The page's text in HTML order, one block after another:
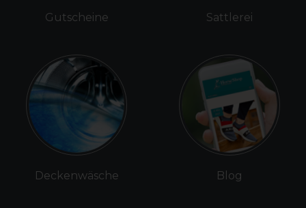
Gutscheine
Deckenwäsche
Sattlerei
Blog